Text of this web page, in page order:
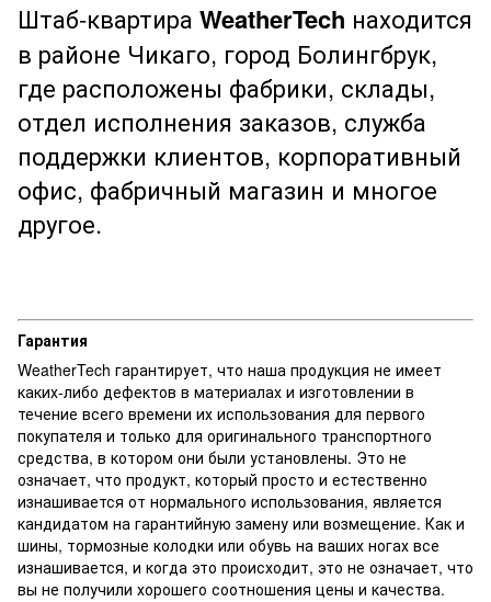
Штаб-квартира WeatherTech находится
в районе Чикаго, город Болингбрук,
где расположены фабрики, склады,
отдел исполнения заказов, служба
поддержки клиентов, корпоративный
офис, фабричный магазин и многое
другое.
Гарантия
WeatherTech гарантирует, что наша продукция не имеет
каких-либо дефектов в материалах и изготовлении в
течение всего времени их использования для первого
покупателя и только для оригинального транспортного
средства, в котором они были установлены. Это не
означает, что продукт, который просто и естественно
изнашивается от нормального использования, является
кандидатом на гарантийную замену или возмещение. Как и
шины, тормозные колодки или обувь на ваших ногах все
изнашивается, и когда это происходит, это не означает, что
вы не получили хорошего соотношения цены и качества.